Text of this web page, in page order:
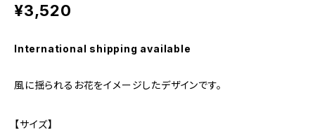
¥3,520
International shipping available
風に揺られるお花をイメージしたデザインです。
【サイズ】